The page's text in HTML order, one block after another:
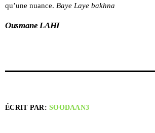
qu’une nuance. Baye Laye bakhna
Ousmane LAHI
ÉCRIT PAR:SOODAAN3